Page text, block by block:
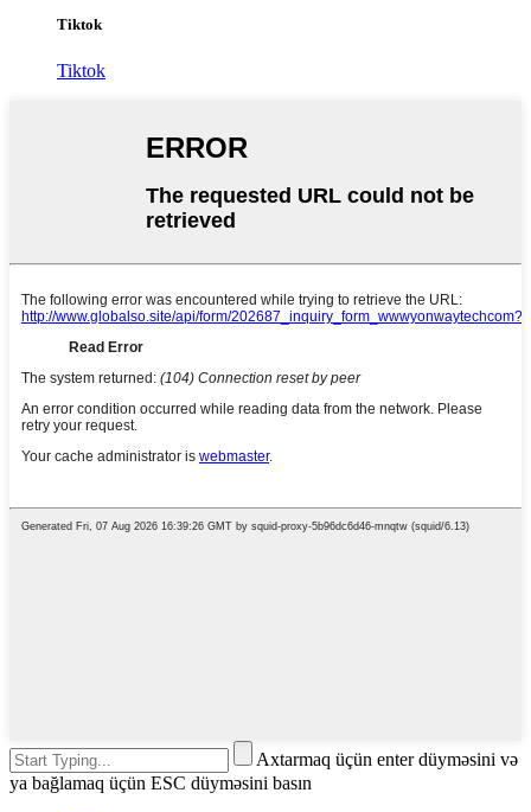
Tiktok
Tiktok
Axtarmaq üçün enter düyməsini və
ya bağlamaq üçün ESC düyməsini basın